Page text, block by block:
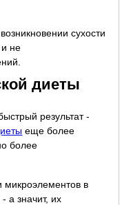
сухости
не
диеты
результат -
еще более
более
в
а значит, их